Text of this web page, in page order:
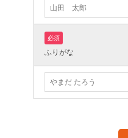
必須
ふりがな